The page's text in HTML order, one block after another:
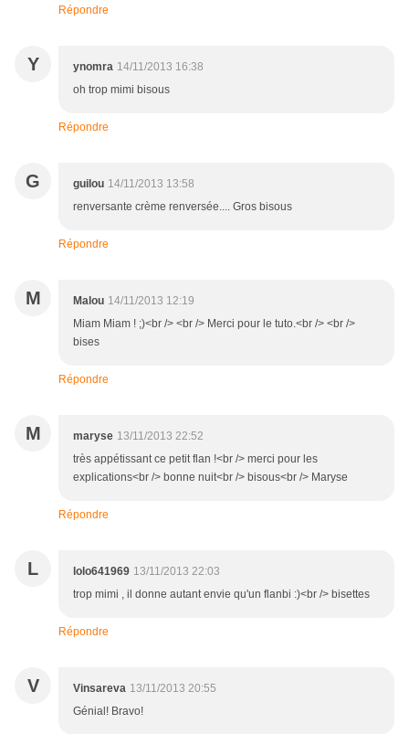
Répondre
Y ynomra 14/11/2013 16:38
oh trop mimi bisous
Répondre
G guilou 14/11/2013 13:58
renversante crème renversée.... Gros bisous
Répondre
M Malou 14/11/2013 12:19
Miam Miam ! ;)<br /> <br /> Merci pour le tuto.<br /> <br />
bises
Répondre
M maryse 13/11/2013 22:52
très appétissant ce petit flan !<br /> merci pour les
explications<br /> bonne nuit<br /> bisous<br /> Maryse
Répondre
L lolo641969 13/11/2013 22:03
trop mimi , il donne autant envie qu'un flanbi :)<br /> bisettes
Répondre
V Vinsareva 13/11/2013 20:55
Génial! Bravo!